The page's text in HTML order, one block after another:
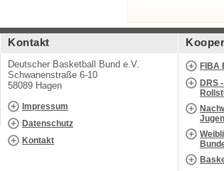
Kontakt
Deutscher Basketball Bund e.V.
Schwanenstraße 6-10
58089 Hagen
Impressum
Datenschutz
Kontakt
FIBA
DRS